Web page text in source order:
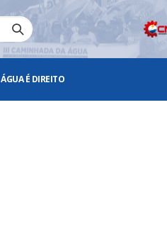
ÁGUA É DIREITO